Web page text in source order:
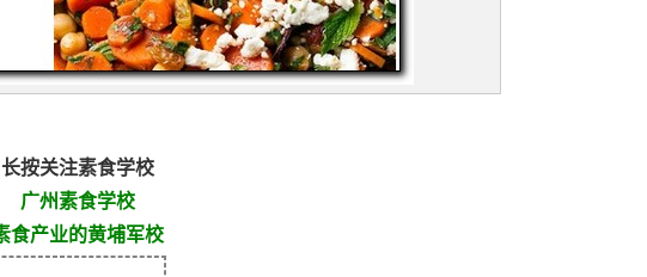
长按关注素食学校
广州素食学校
食产业的黄埔军校